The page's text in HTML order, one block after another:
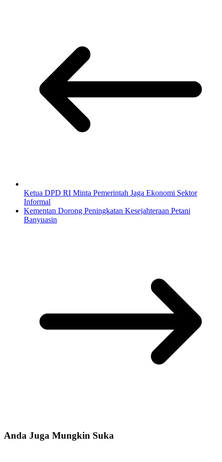
Ketua DPD RI Minta Pemerintah Jaga Ekonomi Sektor
Informal
Kementan Dorong Peningkatan Kesejahteraan Petani
Banyuasin
Anda Juga Mungkin Suka